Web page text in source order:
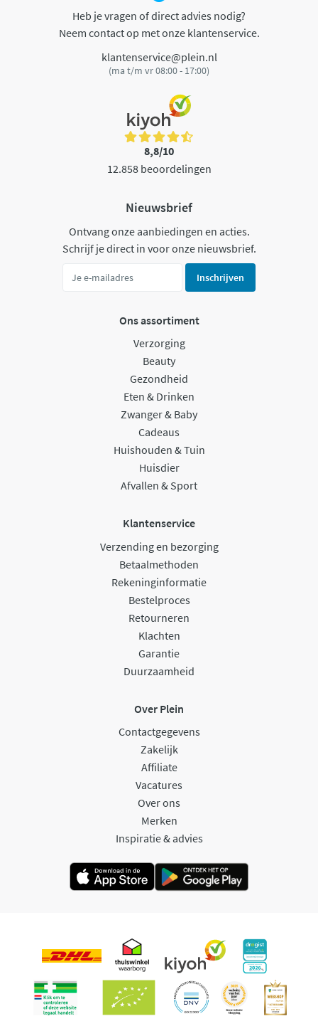
Heb je vragen of direct advies nodig?
Neem contact op met onze klantenservice.
klantenservice@plein.nl
(ma t/m vr 08:00 - 17:00)
8,8/10
12.858 beoordelingen
Nieuwsbrief
Ontvang onze aanbiedingen en acties.
Schrijf je direct in voor onze nieuwsbrief.
Inschrijven
Ons assortiment
Verzorging
Beauty
Gezondheid
Eten & Drinken
Zwanger & Baby
Cadeaus
Huishouden & Tuin
Huisdier
Afvallen & Sport
Klantenservice
Verzending en bezorging
Betaalmethoden
Rekeninginformatie
Bestelproces
Retourneren
Klachten
Garantie
Duurzaamheid
Over Plein
Contactgegevens
Zakelijk
Affiliate
Vacatures
Over ons
Merken
Inspiratie & advies